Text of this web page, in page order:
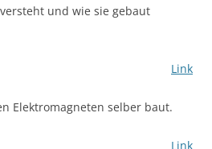
und wie sie gebaut
Link
Elektromagneten selber baut.
Link